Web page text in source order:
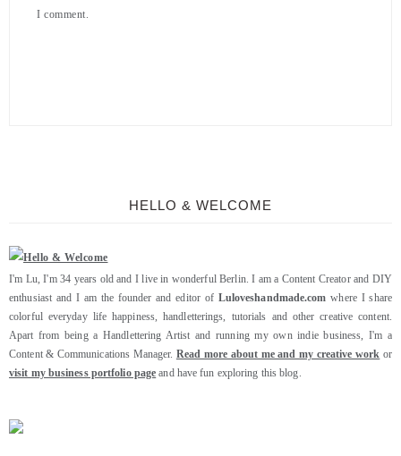
I comment.
HELLO & WELCOME
I'm Lu, I'm 34 years old and I live in wonderful Berlin. I am a Content Creator and DIY
enthusiast and I am the founder and editor of Luloveshandmade.com where I share
colorful everyday life happiness, handletterings, tutorials and other creative content.
Apart from being a Handlettering Artist and running my own indie business, I'm a
Content & Communications Manager. Read more about me and my creative work or
visit my business portfolio page and have fun exploring this blog.